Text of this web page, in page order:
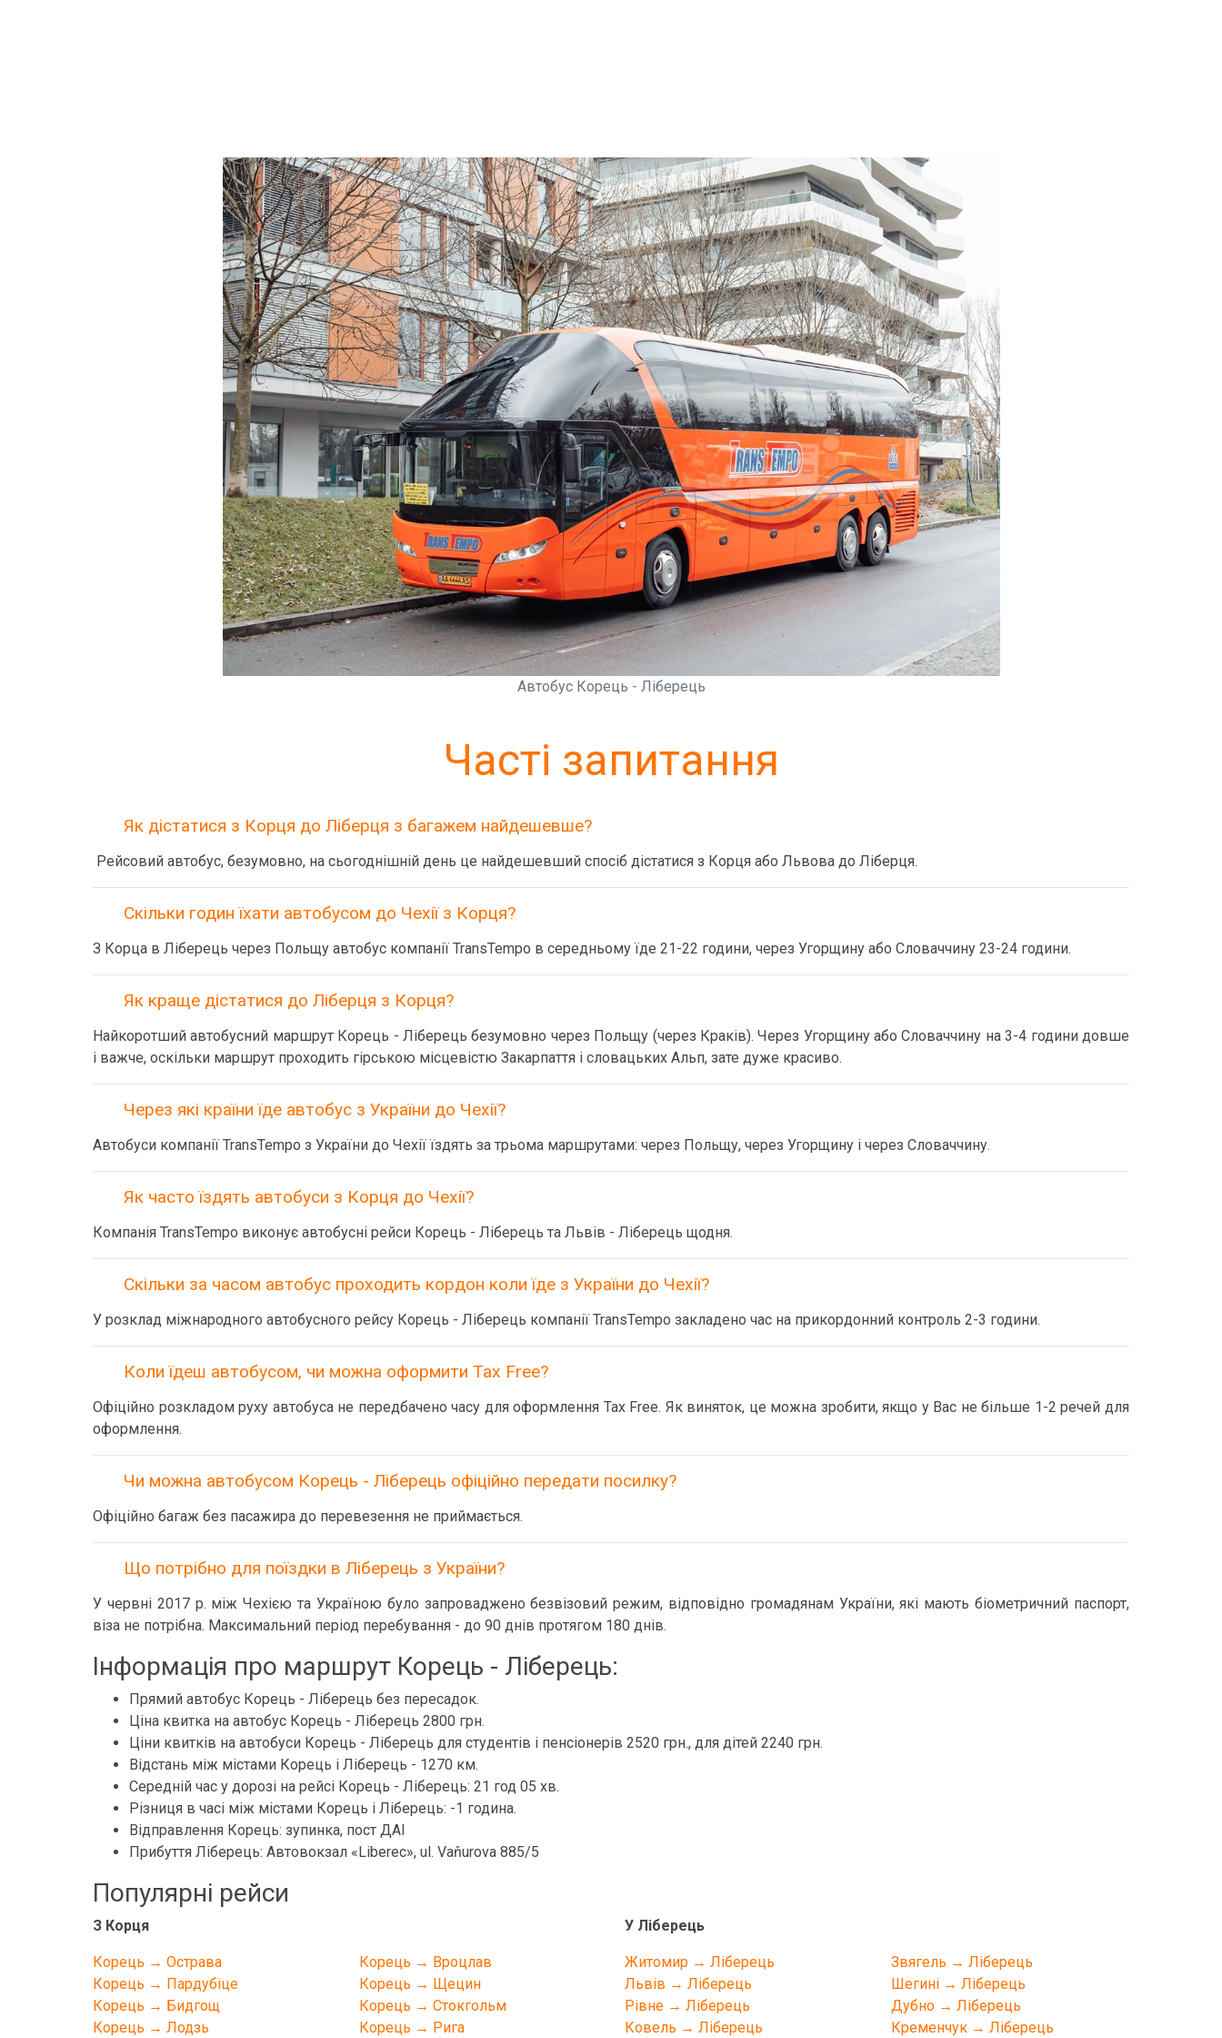
Автобус Корець - Ліберець
Часті запитання
Як дістатися з Корця до Ліберця з багажем найдешевше?
Рейсовий автобус, безумовно, на сьогоднішній день це найдешевший спосіб дістатися з Корця або Львова до Ліберця.
Скільки годин їхати автобусом до Чехії з Корця?
З Корца в Ліберець через Польщу автобус компанії TransTempo в середньому їде 21-22 години, через Угорщину або Словаччину 23-24 години.
Як краще дістатися до Ліберця з Корця?
Найкоротший автобусний маршрут Корець - Ліберець безумовно через Польщу (через Краків). Через Угорщину або Словаччину на 3-4 години довше
і важче, оскільки маршрут проходить гірською місцевістю Закарпаття і словацьких Альп, зате дуже красиво.
Через які країни їде автобус з України до Чехії?
Автобуси компанії TransTempo з України до Чехії їздять за трьома маршрутами: через Польщу, через Угорщину і через Словаччину.
Як часто їздять автобуси з Корця до Чехії?
Компанія TransTempo виконує автобусні рейси Корець - Ліберець та Львів - Ліберець щодня.
Скільки за часом автобус проходить кордон коли їде з України до Чехії?
У розклад міжнародного автобусного рейсу Корець - Ліберець компанії TransTempo закладено час на прикордонний контроль 2-3 години.
Коли їдеш автобусом, чи можна оформити Tax Free?
Офіційно розкладом руху автобуса не передбачено часу для оформлення Tax Free. Як виняток, це можна зробити, якщо у Вас не більше 1-2 речей для
оформлення.
Чи можна автобусом Корець - Ліберець офіційно передати посилку?
Офіційно багаж без пасажира до перевезення не приймається.
Що потрібно для поїздки в Ліберець з України?
У червні 2017 р. між Чехією та Україною було запроваджено безвізовий режим, відповідно громадянам України, які мають біометричний паспорт,
віза не потрібна. Максимальний період перебування - до 90 днів протягом 180 днів.
Інформація про маршрут Корець - Ліберець:
Прямий автобус Корець - Ліберець без пересадок.
Ціна квитка на автобус Корець - Ліберець 2800 грн.
Ціни квитків на автобуси Корець - Ліберець для студентів і пенсіонерів 2520 грн., для дітей 2240 грн.
Відстань між містами Корець і Ліберець - 1270 км.
Середній час у дорозі на рейсі Корець - Ліберець: 21 год 05 хв.
Різниця в часі між містами Корець і Ліберець: -1 година.
Відправлення Корець: зупинка, пост ДАІ
Прибуття Ліберець: Автовокзал «Liberec», ul. Vaňurova 885/5
Популярні рейси
З Корця
Корець → Острава
Корець → Пардубіце
Корець → Бидгощ
Корець → Лодзь
Корець → Вроцлав
Корець → Щецин
Корець → Стокгольм
Корець → Рига
У Ліберець
Житомир → Ліберець
Львів → Ліберець
Рівне → Ліберець
Ковель → Ліберець
Звягель → Ліберець
Шегині → Ліберець
Дубно → Ліберець
Кременчук → Ліберець